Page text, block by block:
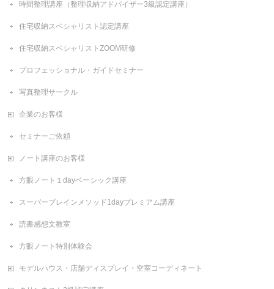
時間整理講座（整理収納アドバイザー3級認定講座）
住宅収納スペシャリスト認定講座
住宅収納スペシャリストZOOM研修
プロフェッショナル・ガイドセミナー
写真整理サークル
企業のお客様
セミナーご依頼
ノート講座のお客様
方眼ノート１dayベーシック講座
スーパーブレインメソッド1dayプレミアム講座
読書感想文教室
方眼ノート特別体験会
モデルハウス・店舗ディスプレイ・空室コーディネート